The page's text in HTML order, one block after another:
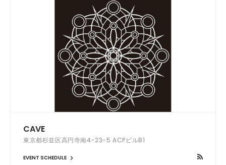
CAVE
東京都杉並区高円寺南4-23-5 ACPビルB1
EVENT SCHEDULE